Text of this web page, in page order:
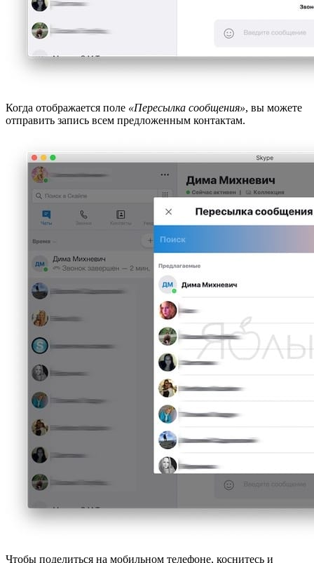
Когда отображается поле «Пересылка сообщения», вы можете
отправить запись всем предложенным контактам.
Чтобы поделиться на мобильном телефоне, коснитесь и